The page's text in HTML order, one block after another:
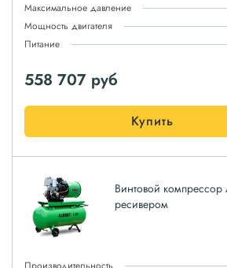
Максимальное давление
Мощность двигателя
Питание
558 707 руб
Купить
Винтовой компрессор
ресивером